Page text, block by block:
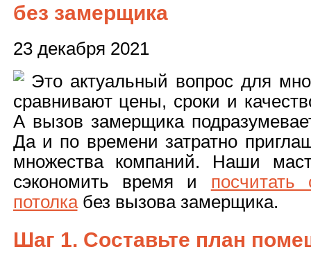
без замерщика
23 декабря 2021
Это актуальный вопрос для
сравнивают цены, сроки и
А вызов замерщика
Да и по времени затратно
множества компаний. Наши
сэкономить время и посчитать
потолкабез вызова замерщика.
Шаг 1. Составьте план